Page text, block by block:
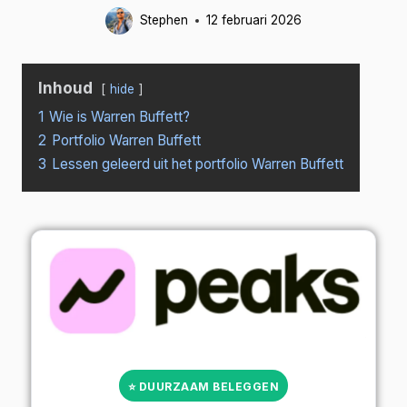
Stephen 12 februari 2026
Inhoud hide
1 Wie is Warren Buffett?
2 Portfolio Warren Buffett
3 Lessen geleerd uit het portfolio Warren Buffett
⭐ DUURZAAM BELEGGEN